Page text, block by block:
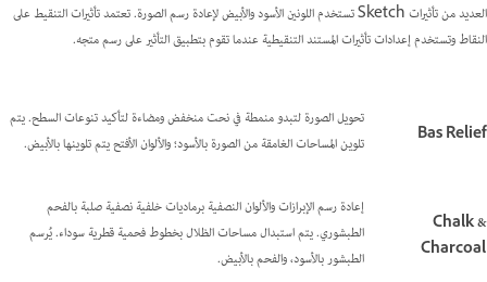
العديد من تأثيرات Sketch تستخدم اللونين الأسود والأبيض لإعادة رسم الصورة. تعتمد تأثيرات التنقيط على
النقاط وتستخدم إعدادات تأثيرات المستند التنقيطية عندما تقوم بتطبيق التأثير على رسم متجه.
Bas Relief
تحويل الصورة لتبدو منمطة في نحت منخفض ومضاءة لتأكيد تنوعات السطح. يتم
تلوين المساحات الغامقة من الصورة بالأسود؛ والألوان الأفتح يتم تلوينها بالأبيض.
Chalk &
Charcoal
إعادة رسم الإبرازات والألوان النصفية برماديات خلفية نصفية صلبة بالفحم
الطبشوري. يتم استبدال مساحات الظلال بخطوط فحمية قطرية سوداء. يُرسم
الطبشور بالأسود، والفحم بالأبيض.